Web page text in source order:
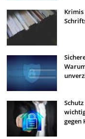
Krimis
gegen